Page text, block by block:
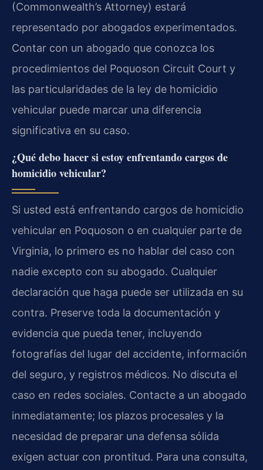
(Commonwealth’s Attorney) estará
representado por abogados experimentados.
Contar con un abogado que conozca los
procedimientos del Poquoson Circuit Court y
las particularidades de la ley de homicidio
vehicular puede marcar una diferencia
significativa en su caso.
¿Qué debo hacer si estoy enfrentando cargos de
homicidio vehicular?
Si usted está enfrentando cargos de homicidio
vehicular en Poquoson o en cualquier parte de
Virginia, lo primero es no hablar del caso con
nadie excepto con su abogado. Cualquier
declaración que haga puede ser utilizada en su
contra. Preserve toda la documentación y
evidencia que pueda tener, incluyendo
fotografías del lugar del accidente, información
del seguro, y registros médicos. No discuta el
caso en redes sociales. Contacte a un abogado
inmediatamente; los plazos procesales y la
necesidad de preparar una defensa sólida
exigen actuar con prontitud. Para una consulta,